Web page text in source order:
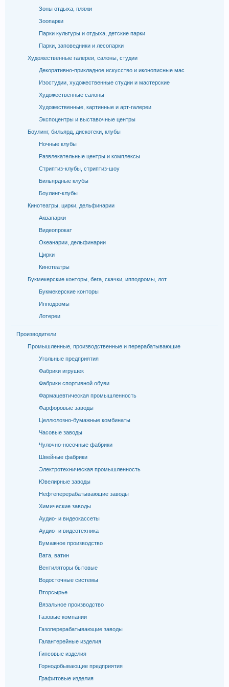
Зоны отдыха, пляжи
Зоопарки
Парки культуры и отдыха, детские парки
Парки, заповедники и лесопарки
Художественные галереи, салоны, студии
Декоративно-прикладное искусство и иконописные мас
Изостудии, художественные студии и мастерские
Художественные салоны
Художественные, картинные и арт-галереи
Экспоцентры и выставочные центры
Боулинг, бильярд, дискотеки, клубы
Ночные клубы
Развлекательные центры и комплексы
Стриптиз-клубы, стриптиз-шоу
Бильярдные клубы
Боулинг-клубы
Кинотеатры, цирки, дельфинарии
Аквапарки
Видеопрокат
Океанарии, дельфинарии
Цирки
Кинотеатры
Букмекерские конторы, бега, скачки, ипподромы, лот
Букмекерские конторы
Ипподромы
Лотереи
Производители
Промышленные, производственные и перерабатывающие
Угольные предприятия
Фабрики игрушек
Фабрики спортивной обуви
Фармацевтическая промышленность
Фарфоровые заводы
Целлюлозно-бумажные комбинаты
Часовые заводы
Чулочно-носочные фабрики
Швейные фабрики
Электротехническая промышленность
Ювелирные заводы
Нефтеперерабатывающие заводы
Химические заводы
Аудио- и видеокассеты
Аудио- и видеотехника
Бумажное производство
Вата, ватин
Вентиляторы бытовые
Водосточные системы
Вторсырье
Вязальное производство
Газовые компании
Газоперерабатывающие заводы
Галантерейные изделия
Гипсовые изделия
Горнодобывающие предприятия
Графитовые изделия